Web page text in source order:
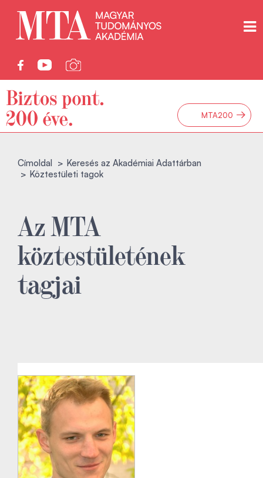
MTA200 →
Címoldal
Keresés az Akadémiai Adattárban
Köztestületi tagok
Az MTA
köztestületének
tagjai